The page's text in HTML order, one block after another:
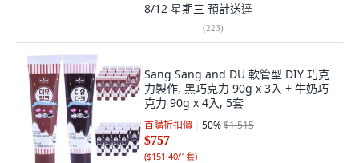
8/12 星期三 預計送達
(223)
Sang Sang and DU 軟管型 DIY 巧克
力製作, 黑巧克力 90g x 3入 + 牛奶巧
克力 90g x 4入, 5套
首購折扣價 50%$1,515
$757
($151.40/1套)